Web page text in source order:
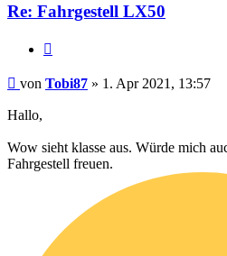
Re: Fahrgestell LX50
Beitrag
von Tobi87 » 1. Apr 2021, 13:57
Hallo,
Wow sieht klasse aus. Würde mich
Fahrgestell freuen.